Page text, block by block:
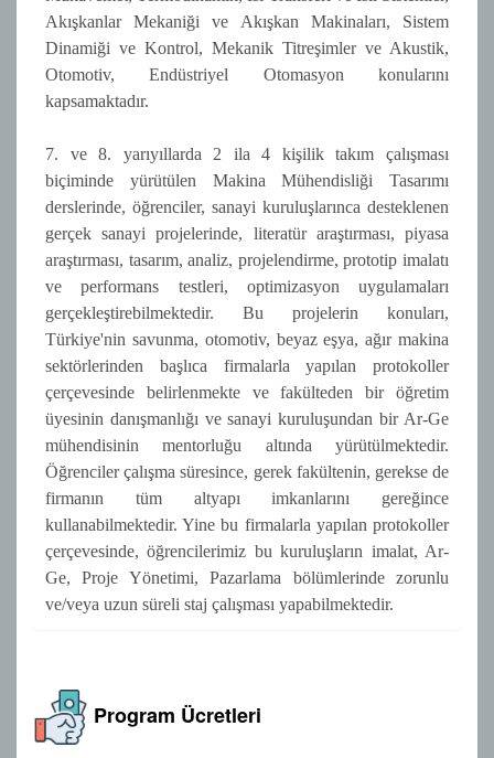
Akışkanlar Mekaniği ve Akışkan Makinaları, Sistem
Dinamiği ve Kontrol, Mekanik Titreşimler ve Akustik,
Otomotiv, Endüstriyel Otomasyon konularını
kapsamaktadır.
7. ve 8. yarıyıllarda 2 ila 4 kişilik takım çalışması
biçiminde yürütülen Makina Mühendisliği Tasarımı
derslerinde, öğrenciler, sanayi kuruluşlarınca desteklenen
gerçek sanayi projelerinde, literatür araştırması, piyasa
araştırması, tasarım, analiz, projelendirme, prototip imalatı
ve performans testleri, optimizasyon uygulamaları
gerçekleştirebilmektedir. Bu projelerin konuları,
Türkiye'nin savunma, otomotiv, beyaz eşya, ağır makina
sektörlerinden başlıca firmalarla yapılan protokoller
çerçevesinde belirlenmekte ve fakülteden bir öğretim
üyesinin danışmanlığı ve sanayi kuruluşundan bir Ar-Ge
mühendisinin mentorluğu altında yürütülmektedir.
Öğrenciler çalışma süresince, gerek fakültenin, gerekse de
firmanın tüm altyapı imkanlarını gereğince
kullanabilmektedir. Yine bu firmalarla yapılan protokoller
çerçevesinde, öğrencilerimiz bu kuruluşların imalat, Ar-
Ge, Proje Yönetimi, Pazarlama bölümlerinde zorunlu
ve/veya uzun süreli staj çalışması yapabilmektedir.
Program Ücretleri